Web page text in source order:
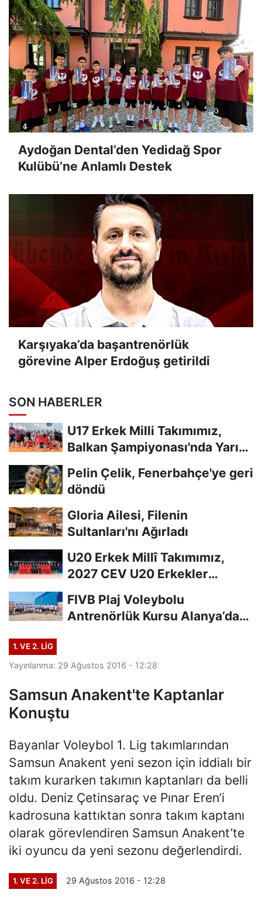
Aydoğan Dental’den Yedidağ Spor
Kulübü’ne Anlamlı Destek
Karşıyaka’da başantrenörlük
görevine Alper Erdoğuş getirildi
SON HABERLER
U17 Erkek Milli Takımımız,
Balkan Şampiyonası'nda Yarı
Pelin Çelik, Fenerbahçe'ye geri
döndü
Gloria Ailesi, Filenin
Sultanları'nı Ağırladı
U20 Erkek Millî Takımımız,
2027 CEV U20 Erkekler
FIVB Plaj Voleybolu
Antrenörlük Kursu Alanya’da
1. VE 2. LIG
Yayınlanma: 29 Ağustos 2016 - 12:28
Samsun Anakent'te Kaptanlar
Konuştu
Bayanlar Voleybol 1. Lig takımlarından
Samsun Anakent yeni sezon için iddialı bir
takım kurarken takımın kaptanları da belli
oldu. Deniz Çetinsaraç ve Pınar Eren’i
kadrosuna kattıktan sonra takım kaptanı
olarak görevlendiren Samsun Anakent’te
iki oyuncu da yeni sezonu değerlendirdi.
1. VE 2. LIG 29 Ağustos 2016 - 12:28